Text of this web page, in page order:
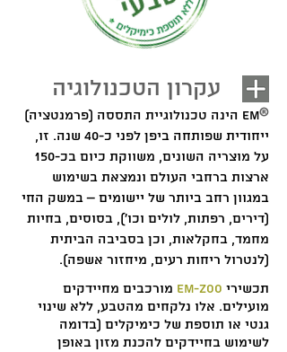
עקרון הטכנולוגיה
®
EM הינה טכנולוגיית התססה (פרמנטציה)
ייחודית שפותחה ביפן לפני כ-40 שנה. זו,
על מוצריה השונים, משווקת כיום בכ-150
ארצות ברחבי העולם ונמצאת בשימוש
במגוון רחב ביותר של יישומים – במשק החי
(דירים, רפתות, לולים וכו'), בסוסים, בחיות
מחמד, בחקלאות, וכן בסביבה הביתית
(לנטרול ריחות רעים, מיחזור אשפה).
תכשירי EM-ZOO מורכבים מחיידקים
מועילים. אלו נלקחים מהטבע, ללא שינוי
גנטי או תוספת של כימיקלים (בדומה
לשימוש בחיידקים להכנת מזון באופן